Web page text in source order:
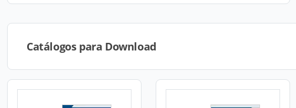
Catálogos para Download